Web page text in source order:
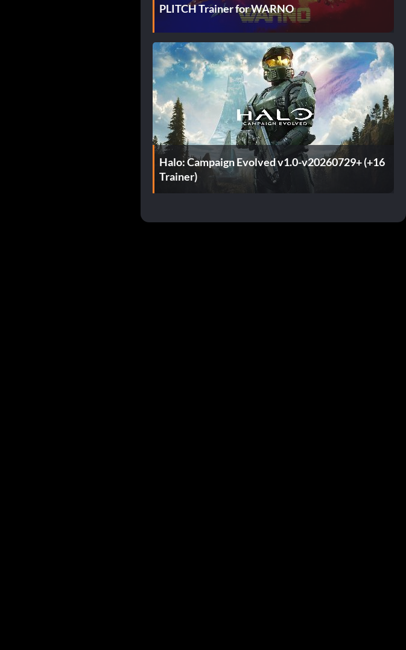
PLITCH Trainer for WARNO
Halo: Campaign Evolved v1.0-v20260729+ (+16
Trainer)